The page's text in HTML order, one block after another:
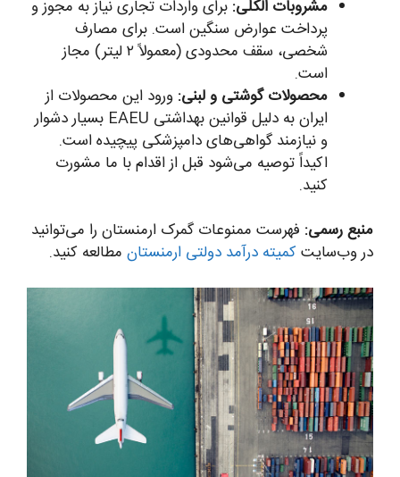
مشروبات الکلی: برای واردات تجاری نیاز به مجوز و
پرداخت عوارض سنگین است. برای مصارف
شخصی، سقف محدودی (معمولاً ۲ لیتر) مجاز
است.
محصولات گوشتی و لبنی: ورود این محصولات از
ایران به دلیل قوانین بهداشتی EAEU بسیار دشوار
و نیازمند گواهی‌های دامپزشکی پیچیده است.
اکیداً توصیه می‌شود قبل از اقدام با ما مشورت
کنید.
منبع رسمی: فهرست ممنوعات گمرک ارمنستان را می‌توانید
در وب‌سایت کمیته درآمد دولتی ارمنستان مطالعه کنید.